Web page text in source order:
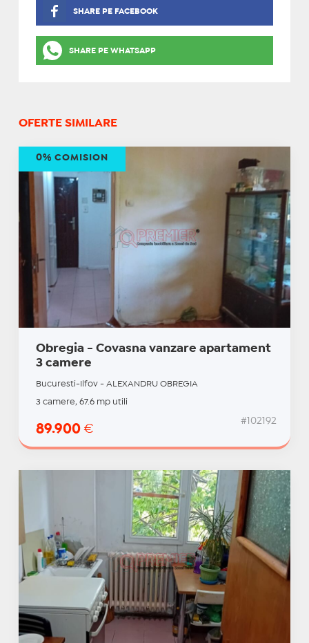
SHARE PE FACEBOOK
SHARE PE WHATSAPP
OFERTE SIMILARE
Obregia - Covasna vanzare apartament
3 camere
Bucuresti-Ilfov - ALEXANDRU OBREGIA
3 camere, 67.6 mp utili
89.900 €
#102192
0% COMISION